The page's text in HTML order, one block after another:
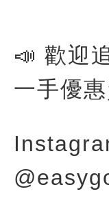
📣 歡迎
一手優惠